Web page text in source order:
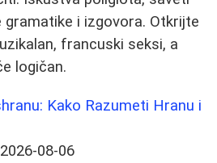
gramatike i izgovora. Otkrijte
francuski seksi, a
logičan.
Kako Razumeti Hranu i
2026-08-06